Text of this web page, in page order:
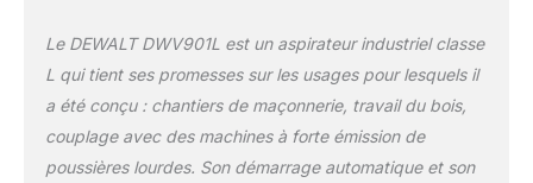
DEWALT. Le filtre se
automatiquement
toutes les 15
secondes pour éviter
l'obstruction. Le sac
Le DEWALT DWV901L est un aspirateur industriel classe
L qui tient ses promesses sur les usages pour lesquels il
a été conçu : chantiers de maçonnerie, travail du bois,
couplage avec des machines à forte émission de
poussières lourdes. Son démarrage automatique et son